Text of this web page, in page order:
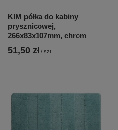
KIM półka do kabiny
prysznicowej,
266x83x107mm, chrom
51,50 zł / szt.